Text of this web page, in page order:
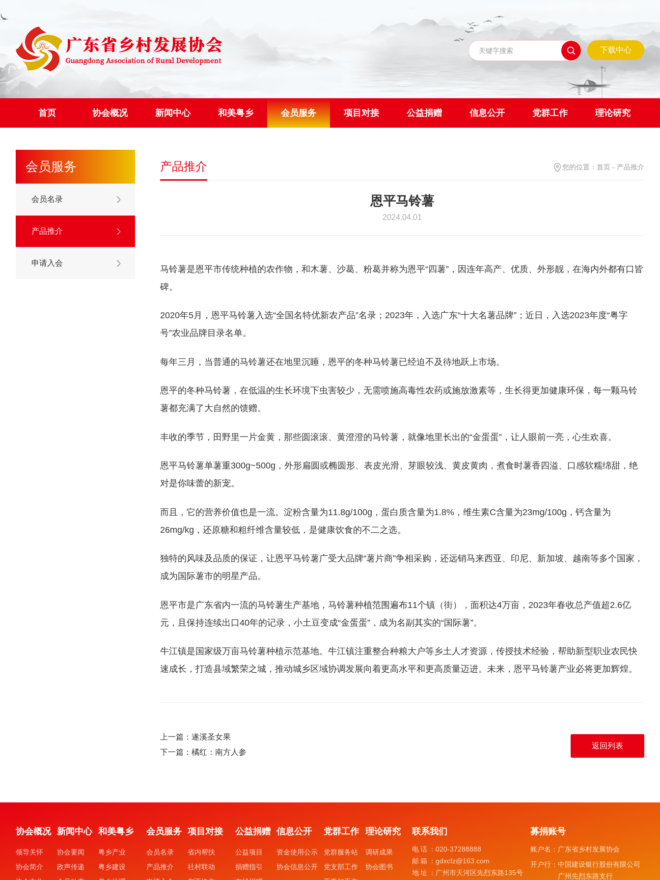
下载中心
首页 协会概况 新闻中心 和美粤乡 会员服务 项目对接 公益捐赠 信息公开 党群工作 理论研究
会员服务
会员名录
产品推介
申请入会
产品推介 您的位置： 首页 - 产品推介
恩平马铃薯
2024.04.01
马铃薯是恩平市传统种植的农作物，和木薯、沙葛、粉葛并称为恩平“四薯”，因连年高产、优质、外形靓，在海内外都有口皆
碑。
2020年5月，恩平马铃薯入选“全国名特优新农产品”名录；2023年，入选广东“十大名薯品牌”；近日，入选2023年度“粤字
号”农业品牌目录名单。
每年三月，当普通的马铃薯还在地里沉睡，恩平的冬种马铃薯已经迫不及待地跃上市场。
恩平的冬种马铃薯，在低温的生长环境下虫害较少，无需喷施高毒性农药或施放激素等，生长得更加健康环保，每一颗马铃
薯都充满了大自然的馈赠。
丰收的季节，田野里一片金黄，那些圆滚滚、黄澄澄的马铃薯，就像地里长出的“金蛋蛋”，让人眼前一亮，心生欢喜。
恩平马铃薯单薯重300g~500g，外形扁圆或椭圆形、表皮光滑、芽眼较浅、黄皮黄肉，煮食时薯香四溢、口感软糯绵甜，绝
对是你味蕾的新宠。
而且，它的营养价值也是一流。淀粉含量为11.8g/100g，蛋白质含量为1.8%，维生素C含量为23mg/100g，钙含量为
26mg/kg，还原糖和粗纤维含量较低，是健康饮食的不二之选。
独特的风味及品质的保证，让恩平马铃薯广受大品牌“薯片商”争相采购，还远销马来西亚、印尼、新加坡、越南等多个国家，
成为国际薯市的明星产品。
恩平市是广东省内一流的马铃薯生产基地，马铃薯种植范围遍布11个镇（街），面积达4万亩，2023年春收总产值超2.6亿
元，且保持连续出口40年的记录，小土豆变成“金蛋蛋”，成为名副其实的“国际薯”。
牛江镇是国家级万亩马铃薯种植示范基地。牛江镇注重整合种粮大户等乡土人才资源，传授技术经验，帮助新型职业农民快
速成长，打造县域繁荣之城，推动城乡区域协调发展向着更高水平和更高质量迈进。未来，恩平马铃薯产业必将更加辉煌。
返回列表
上一篇：遂溪圣女果
下一篇：橘红：南方人参
协会概况
领导关怀
协会简介
新闻中心
协会要闻
政声传递
和美粤乡
粤乡产业
粤乡建设
会员服务
会员名录
产品推介
项目对接
省内帮扶
社村联动
公益捐赠
公益项目
捐赠指引
信息公开
资金使用公示
协会信息公开
党群工作
党群服务站
党支部工作
理论研究
调研成果
协会图书
联系我们
电话：020-37288888
邮箱：gdxcfz@163.com
地址： 广州市天河区先烈东路135号
募捐账号
账户名： 广东省乡村发展协会
开户行：中国建设银行股份有限公司
广州先烈东路支行